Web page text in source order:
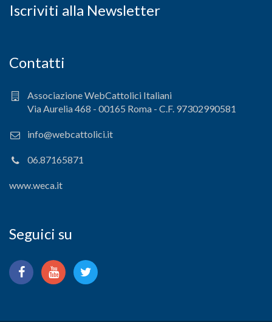
Iscriviti alla Newsletter
Contatti
Associazione WebCattolici Italiani
Via Aurelia 468 - 00165 Roma - C.F. 97302990581
info@webcattolici.it
06.87165871
www.weca.it
Seguici su